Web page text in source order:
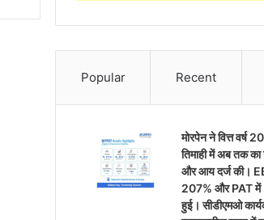
Popular Recent
मोरपेन ने वित्त वर्ष
तिमाही में अब तक
और आय दर्ज की।
207% और PAT में
हुई। सीडीएमओ